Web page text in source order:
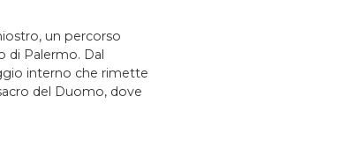
un percorso
di Palermo. Dal
interno che rimette
del Duomo, dove